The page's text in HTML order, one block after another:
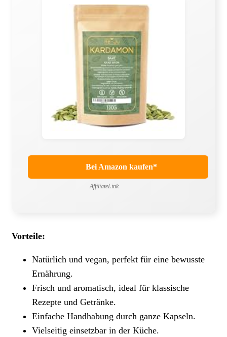
Bei Amazon kaufen*
AffiliateLink
Vorteile:
Natürlich und vegan, perfekt für eine bewusste
Ernährung.
Frisch und aromatisch, ideal für klassische
Rezepte und Getränke.
Einfache Handhabung durch ganze Kapseln.
Vielseitig einsetzbar in der Küche.